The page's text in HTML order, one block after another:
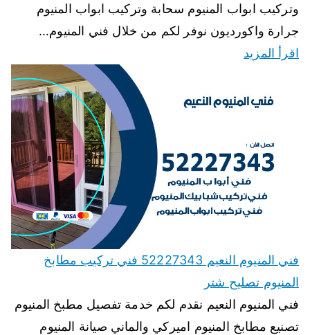
وتركيب ابواب المنيوم سحابة وتركيب ابواب المنيوم
جرارة واكورديون نوفر لكم من خلال فني المنيوم…
اقرأ المزيد
فني المنيوم النعيم 52227343 فني تركيب مطابخ
المنيوم تصليح شتر
فني المنيوم النعيم نقدم لكم خدمة تفصيل مطبخ المنيوم
تصنيع مطابخ المنيوم اميركي والماني صيانة المنيوم